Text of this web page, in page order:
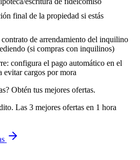
final de la propiedad si estás
de arrendamiento del inquilino
(si compras con inquilinos)
configura el pago automático en el
evitar cargos por mora
Obtén tus mejores ofertas.
Las 3 mejores ofertas en 1 hora